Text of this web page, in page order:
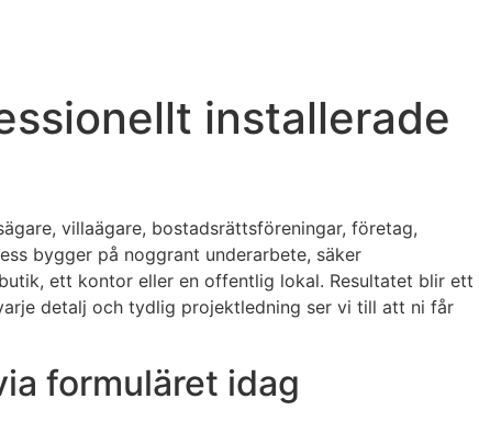
installerade
villaägare, bostadsrättsföreningar, företag,
bygger på noggrant underarbete, säker
ett kontor eller en offentlig lokal. Resultatet blir ett
detalj och tydlig projektledning ser vi till att ni får
formuläret idag